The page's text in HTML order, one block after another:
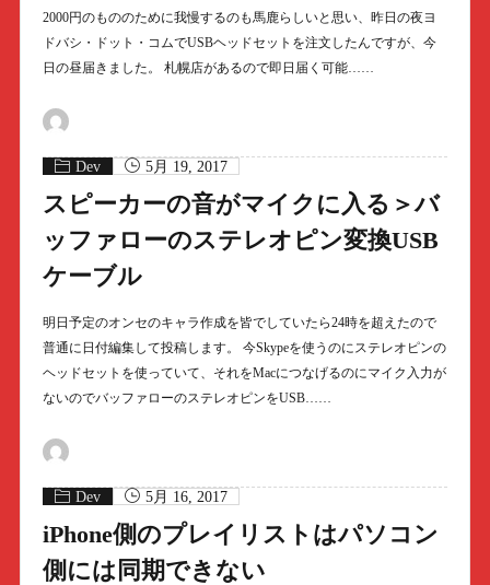
2000円のもののために我慢するのも馬鹿らしいと思い、昨日の夜ヨ
ドバシ・ドット・コムでUSBヘッドセットを注文したんですが、今
日の昼届きました。 札幌店があるので即日届く可能……
Dev 5月 19, 2017
スピーカーの音がマイクに入る＞バ
ッファローのステレオピン変換USB
ケーブル
明日予定のオンセのキャラ作成を皆でしていたら24時を超えたので
普通に日付編集して投稿します。 今Skypeを使うのにステレオピンの
ヘッドセットを使っていて、それをMacにつなげるのにマイク入力が
ないのでバッファローのステレオピンをUSB……
Dev 5月 16, 2017
iPhone側のプレイリストはパソコン
側には同期できない